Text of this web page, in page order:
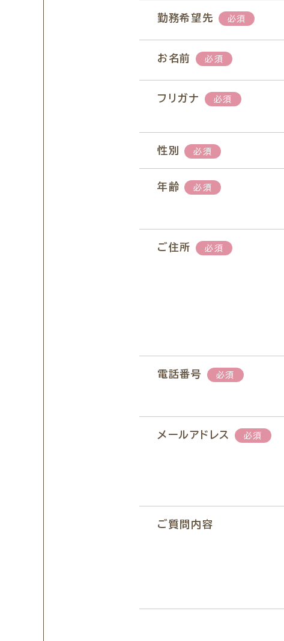
勤務希望先 必須
お名前 必須
フリガナ 必須
性別 必須
年齢 必須
ご住所 必須
電話番号 必須
メールアドレス 必須
ご質問内容